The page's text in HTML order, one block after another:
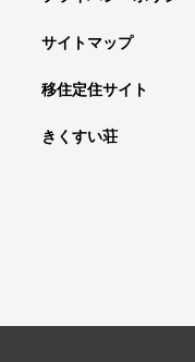
サイトマップ
移住定住サイト
きくすい荘